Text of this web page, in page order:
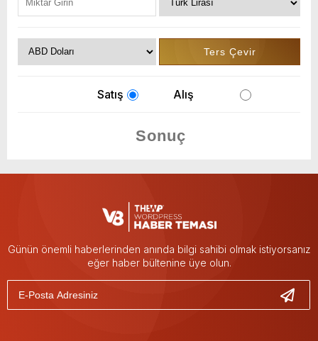
Satış Alış
Günün önemli haberlerinden anında bilgi sahibi olmak istiyorsanız
eğer haber bültenine üye olun.